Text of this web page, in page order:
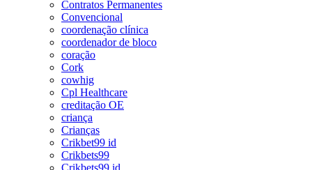
Contratos Permanentes
Convencional
coordenação clínica
coordenador de bloco
coração
Cork
cowhig
Cpl Healthcare
creditação OE
criança
Crianças
Crikbet99 id
Crikbets99
Crikbets99 id